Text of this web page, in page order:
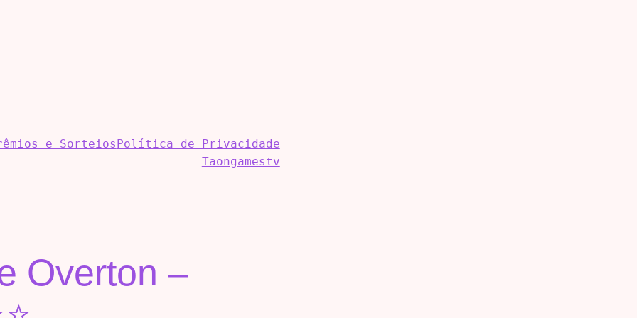
e Sorteios Política de Privacidade
Taongamestv
Overton –